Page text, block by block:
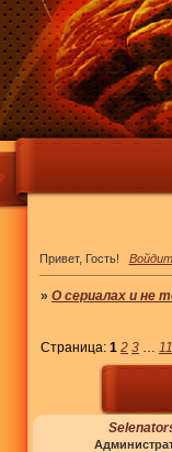
Привет, Гость!
»О сериалах и не
Страница:1 2 3 … 11